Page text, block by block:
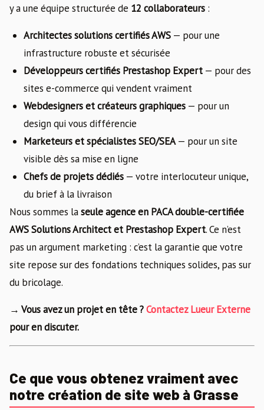
y a une équipe structurée de 12 collaborateurs :
Architectes solutions certifiés AWS — pour une
infrastructure robuste et sécurisée
Développeurs certifiés Prestashop Expert — pour des
sites e-commerce qui vendent vraiment
Webdesigners et créateurs graphiques — pour un
design qui vous différencie
Marketeurs et spécialistes SEO/SEA— pour un site
visible dès sa mise en ligne
Chefs de projets dédiés — votre interlocuteur unique,
du brief à la livraison
Nous sommes laseule agence en PACA double-certifiée
AWS Solutions Architect et Prestashop Expert. Ce n’est
pas un argument marketing : c’est la garantie que votre
site repose sur des fondations techniques solides, pas sur
du bricolage.
→ Vous avez un projet en tête ?Contactez Lueur Externe
pour en discuter.
Ce que vous obtenez vraiment avec
notre création de site web à Grasse